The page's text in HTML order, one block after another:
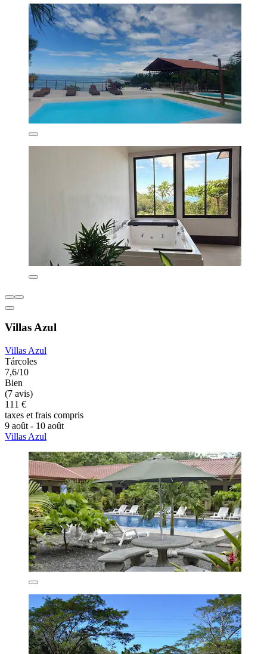
Villas Azul
Villas Azul
Tárcoles
7,6/10
Bien
(7 avis)
111 €
taxes et frais compris
9 août - 10 août
Villas Azul